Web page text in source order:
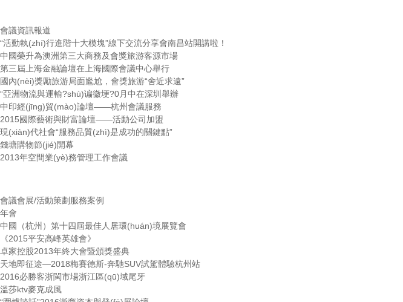
會議資訊報道
“活動執(zhí)行進階十大模塊”線下交流分享會南昌站開講啦！
中國榮升為澳洲第三大商務及會獎旅游客源市場
第三屆上海金融論壇在上海國際會議中心舉行
國內(nèi)獎勵旅游局面尷尬，會獎旅游“舍近求遠”
“亞洲物流與運輸?shù)谝徽埂?0月中在深圳舉辦
中印經(jīng)貿(mào)論壇——杭州會議服務
2015國際藝術與財富論壇——活動公司加盟
現(xiàn)代社會“服務品質(zhì)是成功的關鍵點”
錢塘購物節(jié)開幕
2013年空間業(yè)務管理工作會議
會議會展/活動策劃服務案例
年會
中國（杭州）第十四屆最佳人居環(huán)境展覽會
《2015平安高峰英雄會》
卓家控股2013年終大會暨頒獎盛典
天地即征途—2018梅賽德斯-奔馳SUV試駕體驗杭州站
2016必勝客浙閩市場浙江區(qū)域尾牙
溫莎ktv麥克成風